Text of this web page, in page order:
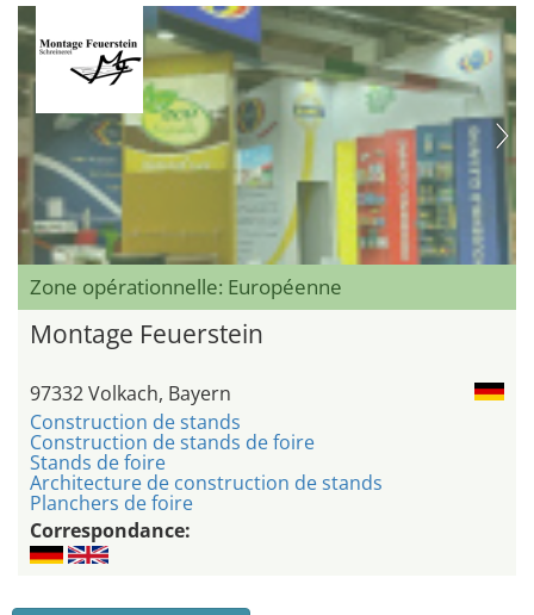
Zone opérationnelle: Européenne
Montage Feuerstein
97332 Volkach, Bayern
Construction de stands
Construction de stands de foire
Stands de foire
Architecture de construction de stands
Planchers de foire
Correspondance: